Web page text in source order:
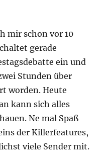
mir schon vor 10
gerade
ein und
Stunden über
worden. Heute
kann sich alles
Ne mal Spaß
der Killerfeatures,
viele Sender mit.
2.0“